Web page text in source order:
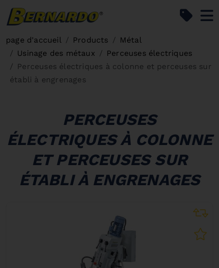
page d'accueil Products
Métal
Usinage des métaux
Perceuses électriques
Perceuses électriques à colonne et perceuses sur
établi à engrenages
PERCEUSES
ÉLECTRIQUES À COLONNE
ET PERCEUSES SUR
ÉTABLI À ENGRENAGES